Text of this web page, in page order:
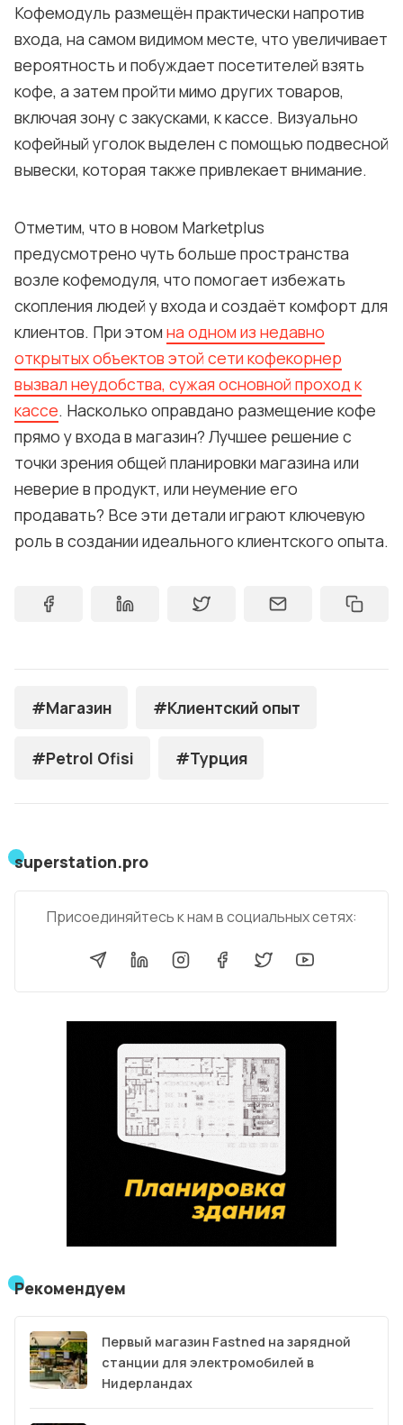
Кофемодуль размещён практически напротив
входа, на самом видимом месте, что увеличивает
вероятность и побуждает посетителей взять
кофе, а затем пройти мимо других товаров,
включая зону с закусками, к кассе. Визуально
кофейный уголок выделен с помощью подвесной
вывески, которая также привлекает внимание.
Отметим, что в новом Marketplus
предусмотрено чуть больше пространства
возле кофемодуля, что помогает избежать
скопления людей у входа и создаёт комфорт для
клиентов. При этом на одном из недавно
открытых объектов этой сети кофекорнер
вызвал неудобства, сужая основной проход к
кассе. Насколько оправдано размещение кофе
прямо у входа в магазин? Лучшее решение с
точки зрения общей планировки магазина или
неверие в продукт, или неумение его
продавать? Все эти детали играют ключевую
роль в создании идеального клиентского опыта.
#Магазин #Клиентский опыт
#Petrol Ofisi #Турция
superstation.pro
Присоединяйтесь к нам в социальных сетях:
Рекомендуем
Первый магазин Fastned на зарядной
станции для электромобилей в
Нидерландах